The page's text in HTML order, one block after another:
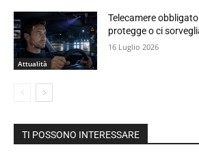
Attualità
Telecamere
protegge o ci
16 Luglio 2026
TI POSSONO INTERESSARE